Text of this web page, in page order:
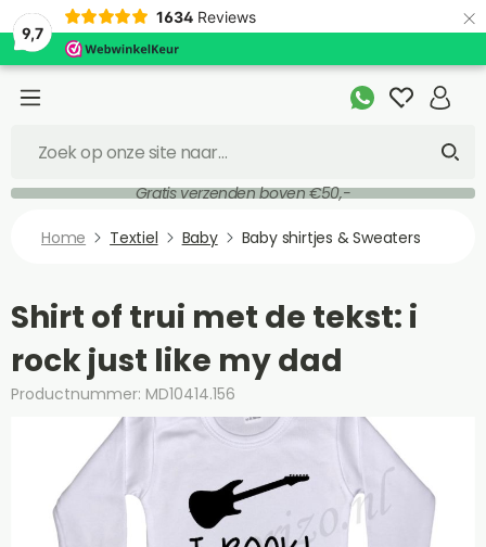
9,7
1634 Reviews ×
Gratis verzenden boven €50,-
Home Textiel Baby Baby shirtjes & Sweaters
Shirt of trui met de tekst: i
rock just like my dad
Productnummer: MD10414.156